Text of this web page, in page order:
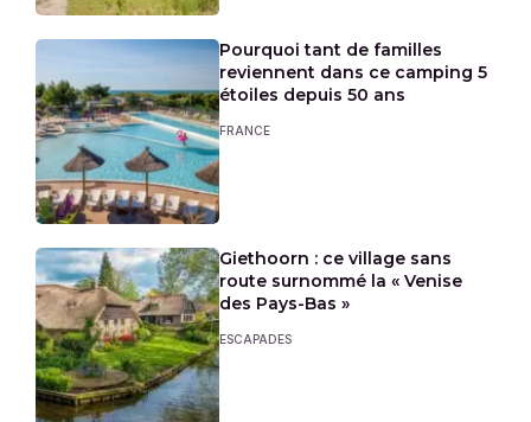
Pourquoi tant de familles
reviennent dans ce camping 5
étoiles depuis 50 ans
FRANCE
Giethoorn : ce village sans
route surnommé la « Venise
des Pays-Bas »
ESCAPADES